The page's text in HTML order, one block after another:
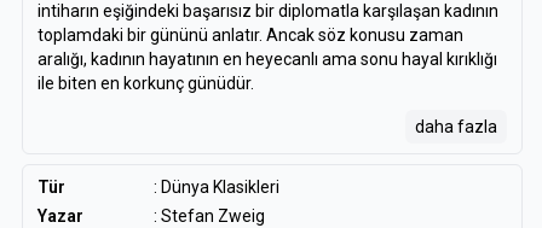
intiharın eşiğindeki başarısız bir diplomatla karşılaşan kadının
toplamdaki bir gününü anlatır. Ancak söz konusu zaman
aralığı, kadının hayatının en heyecanlı ama sonu hayal kırıklığı
ile biten en korkunç günüdür.
Özgürlüğünü ilan ederek tutkularının peşinden giden bu
‘aristokrat’ tabakasının ikiyüzlü ahlak anlayışına yönelik
eleştirel tavrıyla da dikkat çeker.
daha fazla
Tür : Dünya Klasikleri
Yazar
: Stefan Zweig